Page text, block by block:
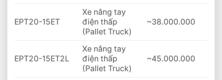
EPT20-15ET
Xe nâng tay
điện thấp
(Pallet Truck)
~38.000.000
EPT20-15ET2L
Xe nâng tay
điện thấp
(Pallet Truck)
~45.000.000